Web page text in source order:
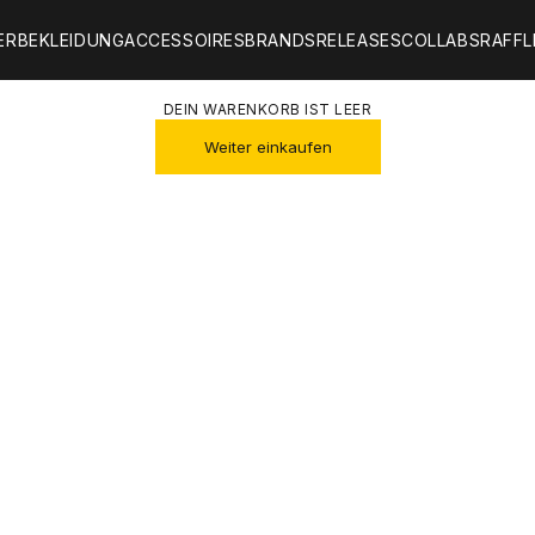
BEKLEIDUNGACCESSOIRESBRANDSRELEASESCOLLABS
DEIN WARENKORB IST LEER
Weiter einkaufen